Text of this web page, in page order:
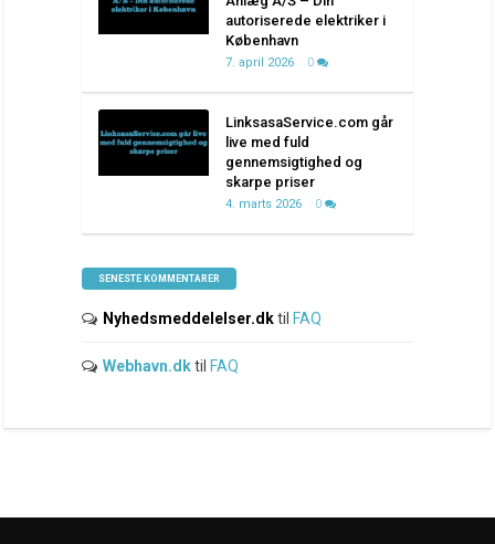
autoriserede elektriker i
København
7. april 2026 0
LinksasaService.com går
live med fuld
gennemsigtighed og
skarpe priser
4. marts 2026 0
SENESTE KOMMENTARER
Nyhedsmeddelelser.dktil FAQ
Webhavn.dktil FAQ